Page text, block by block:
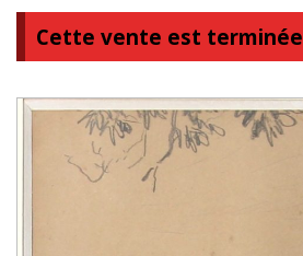
Cette vente est terminée